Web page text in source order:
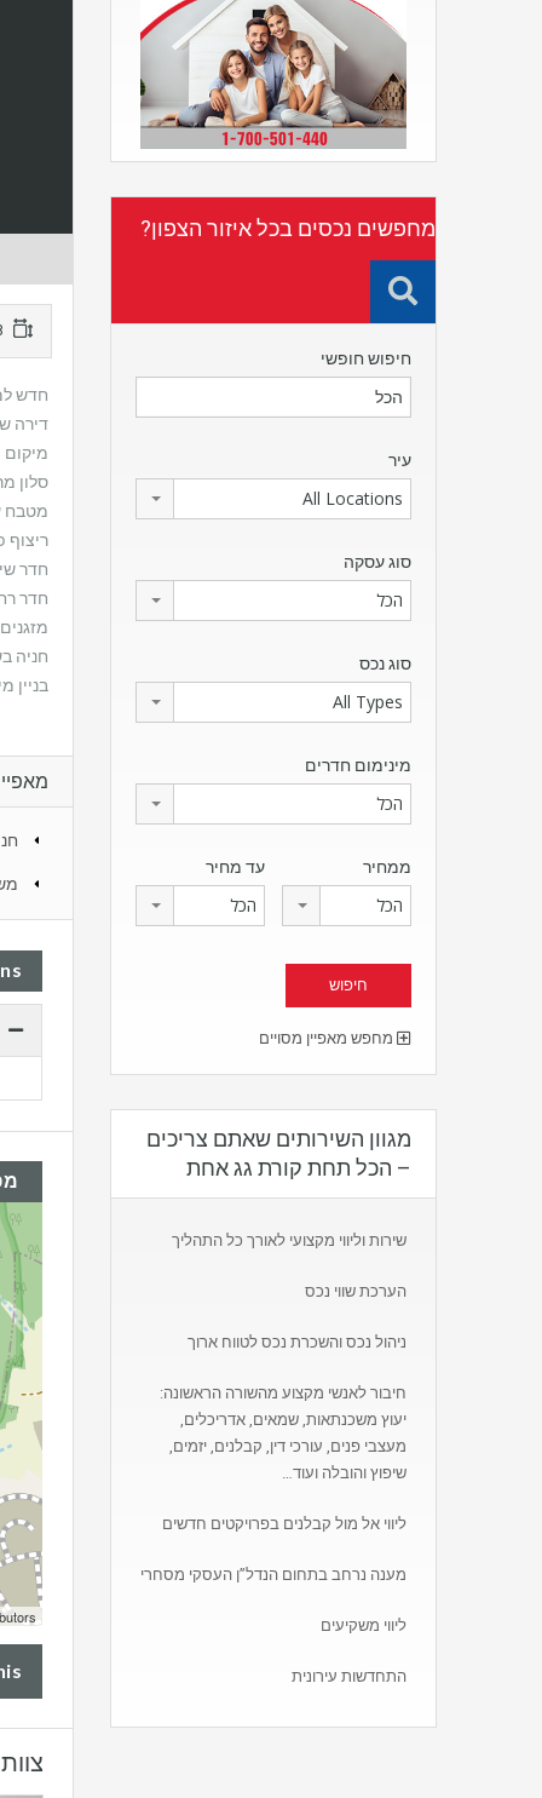
חדש
דירה
מיקום
סלון
מטבח
ריצוף
חדר
חדר
חניה
בניין
מחפשים נכסים בכל איזור הצפון?
חיפוש חופשי
עיר
All Locations
סוג עסקה
הכל
סוג נכס
All Types
מינימום חדרים
הכל
ממחיר
הכל
עד מחיר
הכל
מחפש מאפיין מסויים
מגוון השירותים שאתם צריכים
– הכל תחת קורת גג אחת
שירות וליווי מקצועי לאורך כל התהליך
הערכת שווי נכס
ניהול נכס והשכרת נכס לטווח ארוך
חיבור לאנשי מקצוע מהשורה הראשונה:
יעוץ משכנתאות, שמאים, אדריכלים,
מעצבי פנים, עורכי דין, קבלנים, יזמים,
שיפוץ והובלה ועוד…
ליווי אל מול קבלנים בפרויקטים חדשים
מענה נרחב בתחום הנדל”ן העסקי מסחרי
ליווי משקיעים
התחדשות עירונית